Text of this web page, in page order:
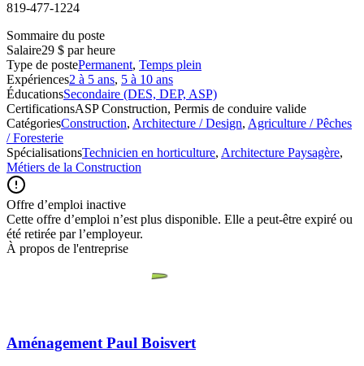
819-477-1224
Sommaire du poste
Salaire29 $ par heure
Type de postePermanent, Temps plein
Expériences2 à 5 ans, 5 à 10 ans
ÉducationsSecondaire (DES, DEP, ASP)
CertificationsASP Construction, Permis de conduire valide
CatégoriesConstruction, Architecture / Design, Agriculture / Pêches
/ Foresterie
SpécialisationsTechnicien en horticulture, Architecture Paysagère,
Métiers de la Construction
Offre d’emploi inactive
Cette offre d’emploi n’est plus disponible. Elle a peut-être expiré ou
été retirée par l’employeur.
À propos de l'entreprise
Aménagement Paul Boisvert